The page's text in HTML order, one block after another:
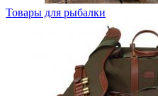
Товары для рыбалки